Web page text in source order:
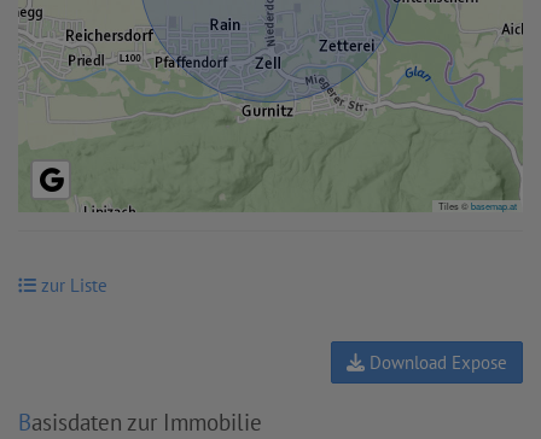
Tiles ©basemap.at
zur Liste
Download Expose
Basisdaten zur Immobilie